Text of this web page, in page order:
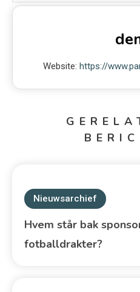
Website: https://
Nieuwsarchief
Hvem står bak
fotballdrakter?